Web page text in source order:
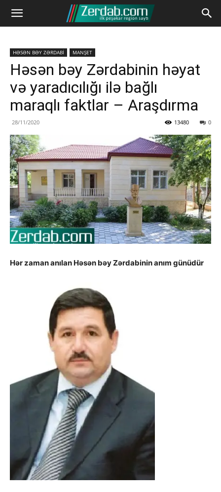
HƏSƏN BƏY ZƏRDABİ MANŞET
Həsən bəy Zərdabinin həyat
və yaradıcılığı ilə bağlı
maraqlı faktlar – Araşdırma
28/11/2020 0
13480
Hər zaman anılan Həsən bəy Zərdabinin anım günüdür